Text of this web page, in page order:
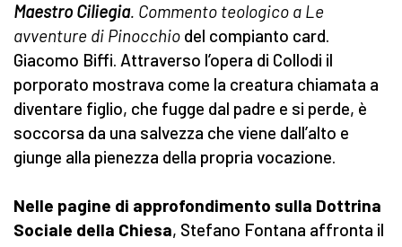
Maestro Ciliegia. Commento teologico a Le
avventure di Pinocchio del compianto card.
Giacomo Biffi. Attraverso l’opera di Collodi il
porporato mostrava come la creatura chiamata a
diventare figlio, che fugge dal padre e si perde, è
soccorsa da una salvezza che viene dall’alto e
giunge alla pienezza della propria vocazione.
Nelle pagine di approfondimento sulla Dottrina
Sociale della Chiesa, Stefano Fontana affronta il